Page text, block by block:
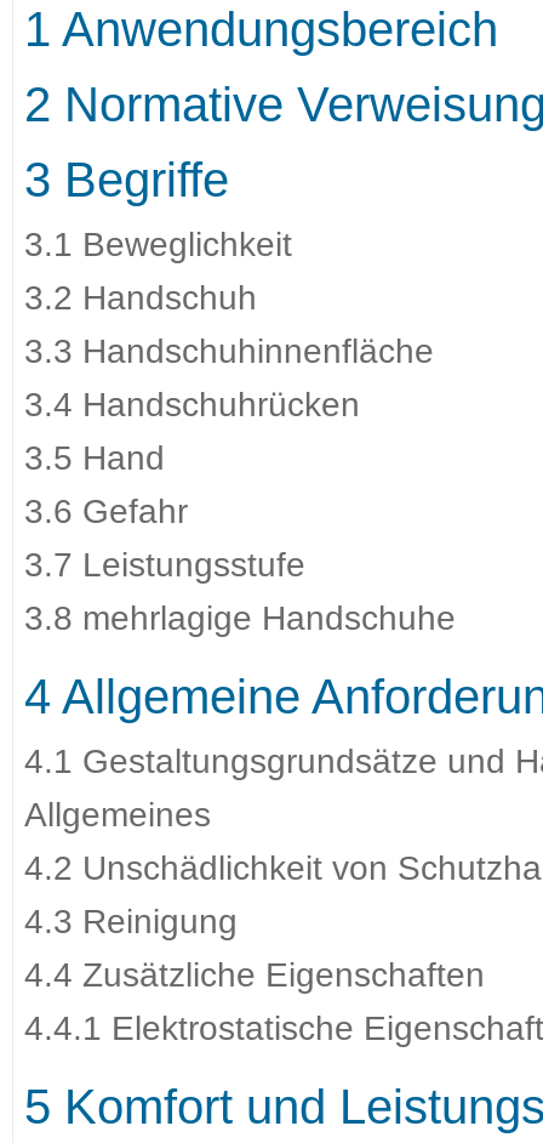
1 Anwendungsbereich
2 Normative
3 Begriffe
3.1 Beweglichkeit
3.2 Handschuh
3.3 Handschuhinnenfläche
3.4 Handschuhrücken
3.5 Hand
3.6 Gefahr
3.7 Leistungsstufe
3.8 mehrlagige Handschuhe
4 Allgemeine
4.1 Gestaltungsgrundsätze und
Allgemeines
4.2 Unschädlichkeit von
4.3 Reinigung
4.4 Zusätzliche Eigenschaften
4.4.1 Elektrostatische
5 Komfort und